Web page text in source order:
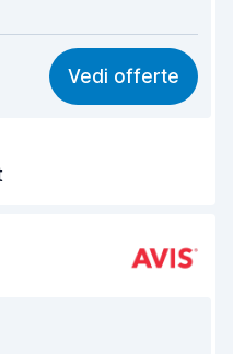
8,0
8,2
Vedi offerte